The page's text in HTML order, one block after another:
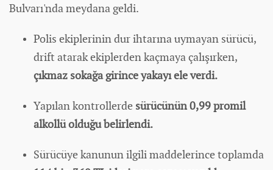
Bulvarı'nda meydana geldi.
Polis ekiplerinin dur ihtarına uymayan sürücü,
drift atarak ekiplerden kaçmaya çalışırken,
çıkmaz sokağa girince yakayı ele verdi.
Yapılan kontrollerde sürücünün 0,99 promil
alkollü olduğu belirlendi.
Sürücüye kanunun ilgili maddelerince toplamda